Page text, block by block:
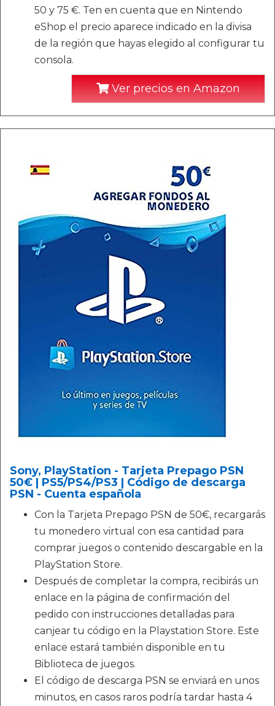
50 y 75 €. Ten en cuenta que en Nintendo
eShop el precio aparece indicado en la divisa
de la región que hayas elegido al configurar tu
consola.
Ver precios en Amazon
Sony, PlayStation - Tarjeta Prepago PSN
50€ | PS5/PS4/PS3 | Código de descarga
PSN - Cuenta española
Con la Tarjeta Prepago PSN de 50€, recargarás
tu monedero virtual con esa cantidad para
comprar juegos o contenido descargable en la
PlayStation Store.
Después de completar la compra, recibirás un
enlace en la página de confirmación del
pedido con instrucciones detalladas para
canjear tu código en la Playstation Store. Este
enlace estará también disponible en tu
Biblioteca de juegos.
El código de descarga PSN se enviará en unos
minutos, en casos raros podría tardar hasta 4